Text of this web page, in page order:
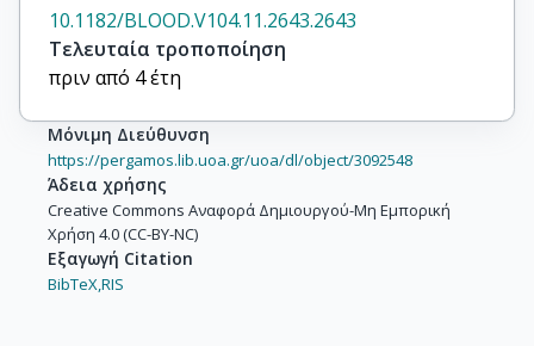
10.1182/BLOOD.V104.11.2643.2643
Τελευταία τροποποίηση
πριν από 4 έτη
Μόνιμη Διεύθυνση
https://pergamos.lib.uoa.gr/uoa/dl/object/3092548
Άδεια χρήσης
Creative Commons Αναφορά Δημιουργού-Μη Εμπορική
Χρήση 4.0 (CC-BY-NC)
Εξαγωγή Citation
BibTeX,RIS